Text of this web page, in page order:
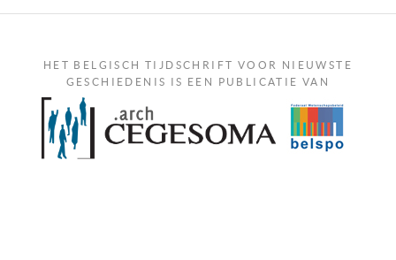
HET BELGISCH TIJDSCHRIFT VOOR NIEUWSTE
GESCHIEDENIS IS EEN PUBLICATIE VAN